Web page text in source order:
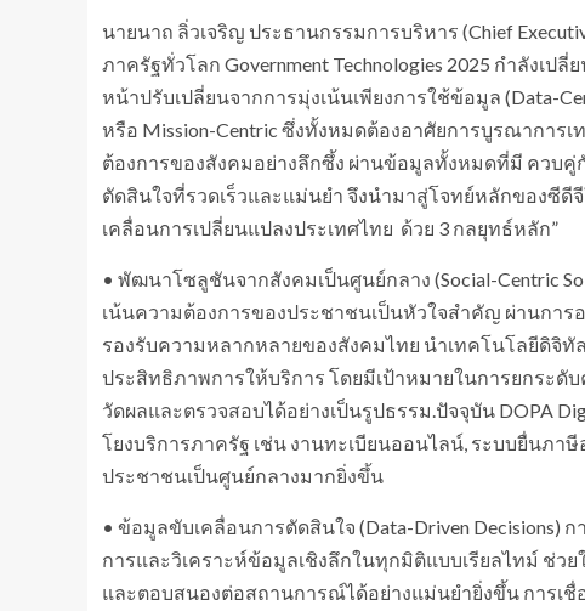
นายนาถ ลิ่วเจริญ ประธานกรรมการบริหาร (Chief
ภาครัฐทั่วโลก Government Technologies 2025 กำลังเ
หน้าปรับเปลี่ยนจากการมุ่งเน้นเพียงการใช้ข้อมูล (Data-
หรือ Mission-Centric ซึ่งทั้งหมดต้องอาศัยการบูรณากา
ต้องการของสังคมอย่างลึกซึ้ง ผ่านข้อมูลทั้งหมดที่มี ควบคู่
ตัดสินใจที่รวดเร็วและแม่นยำ จึงนำมาสู่โจทย์หลักของซี
เคลื่อนการเปลี่ยนแปลงประเทศไทย ด้วย 3 กลยุทธ์หลัก”
• พัฒนาโซลูชันจากสังคมเป็นศูนย์กลาง (Social-Centric
เน้นความต้องการของประชาชนเป็นหัวใจสำคัญ ผ่านกา
รองรับความหลากหลายของสังคมไทย นำเทคโนโลยีดิจิทั
ประสิทธิภาพการให้บริการ โดยมีเป้าหมายในการยกระ
วัดผลและตรวจสอบได้อย่างเป็นรูปธรรม.ปัจจุบัน DOPA
โยงบริการภาครัฐ เช่น งานทะเบียนออนไลน์, ระบบยื่นภา
ประชาชนเป็นศูนย์กลางมากยิ่งขึ้น
• ข้อมูลขับเคลื่อนการตัดสินใจ (Data-Driven Decisions)
การและวิเคราะห์ข้อมูลเชิงลึกในทุกมิติแบบเรียลไทม์ ช่
และตอบสนองต่อสถานการณ์ได้อย่างแม่นยำยิ่งขึ้น การเ